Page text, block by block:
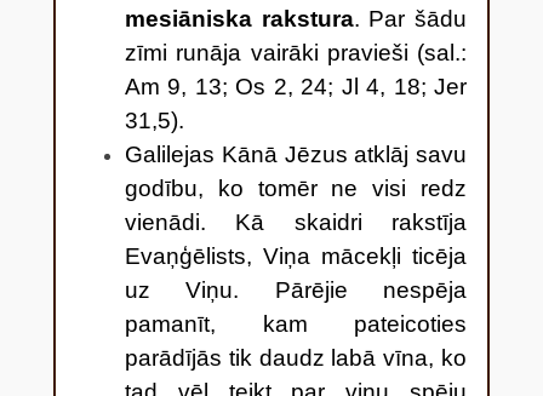
mesiāniska rakstura. Par šādu
zīmi runāja vairāki pravieši (sal.:
Am 9, 13; Os 2, 24; Jl 4, 18; Jer
31,5).
Galilejas Kānā Jēzus atklāj savu
godību, ko tomēr ne visi redz
vienādi. Kā skaidri rakstīja
Evaņģēlists, Viņa mācekļi ticēja
uz Viņu. Pārējie nespēja
pamanīt, kam pateicoties
parādījās tik daudz labā vīna, ko